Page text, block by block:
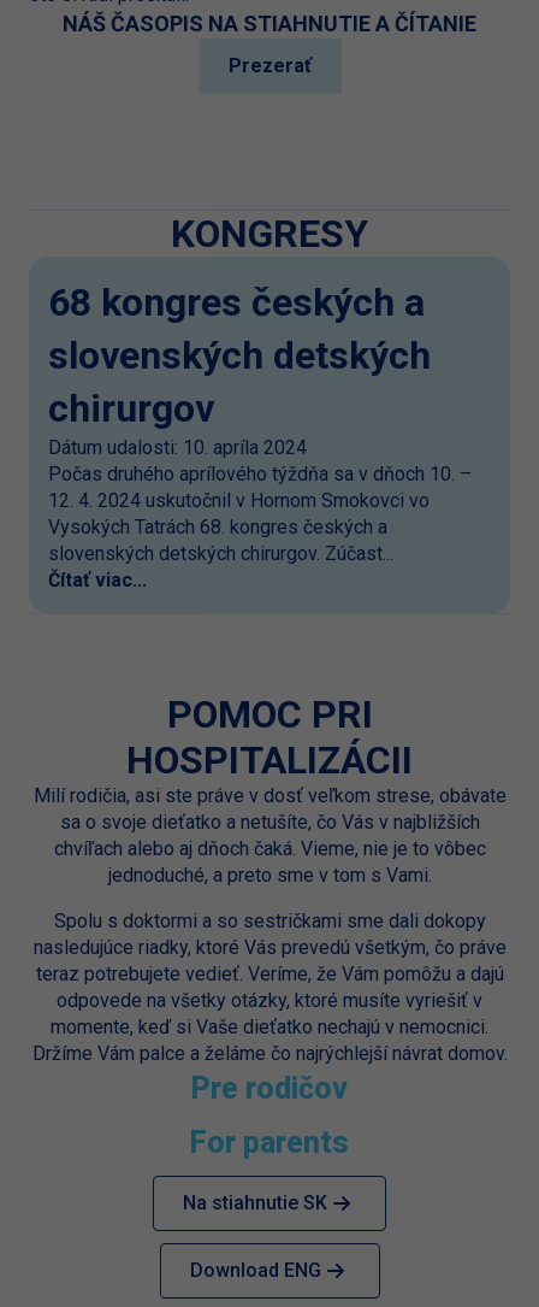
NÁŠ ČASOPIS NA STIAHNUTIE A ČÍTANIE
Prezerať
KONGRESY
68 kongres českých a
slovenských detských
chirurgov
Dátum udalosti: 10. apríla 2024
Počas druhého aprílového týždňa sa v dňoch 10. –
12. 4. 2024 uskutočnil v Hornom Smokovci vo
Vysokých Tatrách 68. kongres českých a
slovenských detských chirurgov. Zúčast...
Čítať viac...
POMOC PRI
HOSPITALIZÁCII
Milí rodičia, asi ste práve v dosť veľkom strese, obávate
sa o svoje dieťatko a netušíte, čo Vás v najbližších
chvíľach alebo aj dňoch čaká. Vieme, nie je to vôbec
jednoduché, a preto sme v tom s Vami.
Spolu s doktormi a so sestričkami sme dali dokopy
nasledujúce riadky, ktoré Vás prevedú všetkým, čo práve
teraz potrebujete vedieť. Veríme, že Vám pomôžu a dajú
odpovede na všetky otázky, ktoré musíte vyriešiť v
momente, keď si Vaše dieťatko nechajú v nemocnici.
Držíme Vám palce a želáme čo najrýchlejší návrat domov.
Pre rodičov
For parents
Na stiahnutie SK
Download ENG